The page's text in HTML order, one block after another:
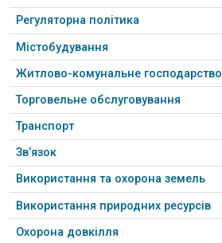
Регуляторна політика
Містобудування
Житлово-комунальне господарство
Торговельне обслуговування
Транспорт
Зв’язок
Використання та охорона земель
Використання природних ресурсів
Охорона довкілля